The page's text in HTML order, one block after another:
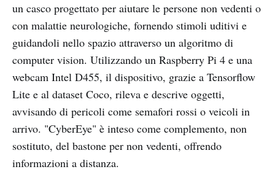
un casco progettato per aiutare le persone non vedenti o
con malattie neurologiche, fornendo stimoli uditivi e
guidandoli nello spazio attraverso un algoritmo di
computer vision. Utilizzando un Raspberry Pi 4 e una
webcam Intel D455, il dispositivo, grazie a Tensorflow
Lite e al dataset Coco, rileva e descrive oggetti,
avvisando di pericoli come semafori rossi o veicoli in
arrivo. "CyberEye" è inteso come complemento, non
sostituto, del bastone per non vedenti, offrendo
informazioni a distanza.